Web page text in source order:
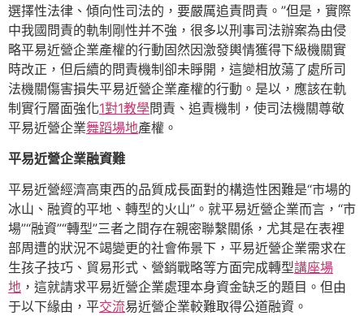
選擇性法律、傾向性司法的，要嚴厲追責問責。”但是，實際
中我國問責的軌制剛性并不強，很多以刑事司法辦案為由侵
略平易近營企業產權的行動固然因激發輿情獲得下級機關實
時改正，但后續的問責機制卻未睜開，這變相放蕩了處所司
法機關傷害損失平易近營企業產權的行動。是以，應該在軌
制實行層面強化1對1教學問責、追責機制，使司法機關尊敬
平易近營企業舞蹈場地產權。
平易近營企業融資難
平易近營經濟高東西的品質成長面對的構造性困難是“市場的
冰山、融資的平地、轉型的火山”。就平易近營企業而言，“市
場”“融資”“轉型”三者之間存在親密聯繫關係，尤其是在表裡
部周遭的狀況不竭變更的社會佈景下，平易近營企業需求在
生孩子技巧、貿易形式、營銷戰略等方面完成轉型講座場
地 ，這就請求平易近營企業處理本身資金缺乏的題目。但由
于以下緣由，平交流易近營企業較難取得公道融資。